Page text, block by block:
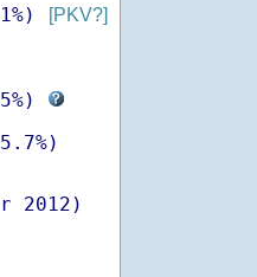
[PKV?]
)
2012)